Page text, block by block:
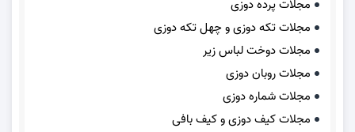
مجلات پرده دوزی
مجلات تکه دوزی و چهل تکه دوزی
مجلات دوخت لباس زیر
مجلات روبان دوزی
مجلات شماره دوزی
مجلات کیف دوزی و کیف بافی